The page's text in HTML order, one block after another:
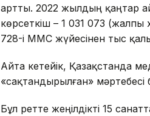
артты. 2022 жылдың қаңтар
көрсеткіш – 1 031 073
728-і МӘМС жүйесінен тыс
Айта кетейік, Қазақстанда
«сақтандырылған» мәртебесі
Бұл ретте жеңілдікті 15